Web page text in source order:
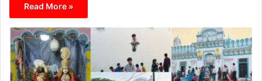
Read More »